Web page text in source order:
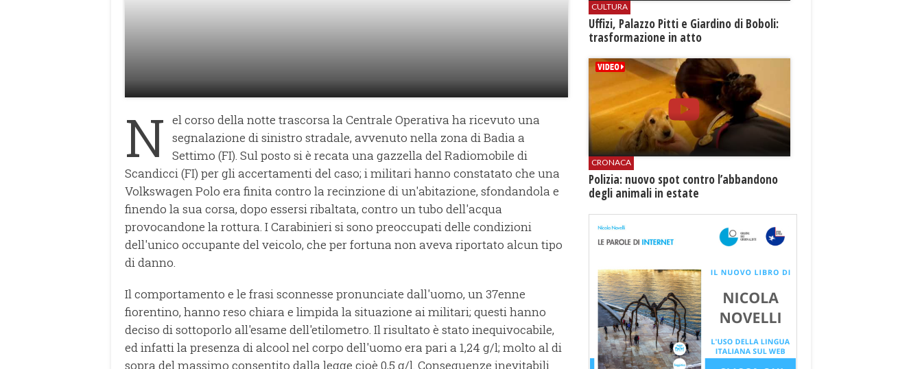
N el corso della notte trascorsa la Centrale Operativa ha ricevuto una
segnalazione di sinistro stradale, avvenuto nella zona di Badia a
Settimo (FI). Sul posto si è recata una gazzella del Radiomobile di
Scandicci (FI) per gli accertamenti del caso; i militari hanno constatato che una
Volkswagen Polo era finita contro la recinzione di un'abitazione, sfondandola e
finendo la sua corsa, dopo essersi ribaltata, contro un tubo dell'acqua
provocandone la rottura. I Carabinieri si sono preoccupati delle condizioni
dell'unico occupante del veicolo, che per fortuna non aveva riportato alcun tipo
di danno.
Il comportamento e le frasi sconnesse pronunciate dall'uomo, un 37enne
fiorentino, hanno reso chiara e limpida la situazione ai militari; questi hanno
deciso di sottoporlo all'esame dell'etilometro. Il risultato è stato inequivocabile,
ed infatti la presenza di alcool nel corpo dell'uomo era pari a 1,24 g/l; molto al di
sopra del massimo consentito dalla legge cioè 0,5 g/l. Conseguenze inevitabili
CULTURA
Uffizi, Palazzo Pitti e Giardino di Boboli:
trasformazione in atto
CRONACA
Polizia: nuovo spot contro l’abbandono
degli animali in estate